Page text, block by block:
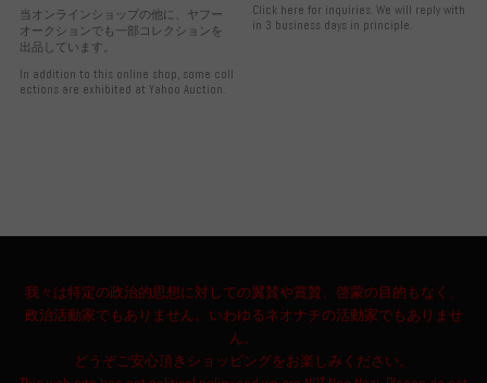
当オンラインショップの他に、ヤフー
オークションでも一部コレクションを
出品しています。
In addition to this online shop, some coll
ections are exhibited at Yahoo Auction.
Click here for inquiries. We will reply with
in 3 business days in principle.
我々は特定の政治的思想に対しての翼賛や賞賛、啓蒙の目的もなく、
政治活動家でもありません。いわゆるネオナチの活動家でもありませ
ん。
どうぞご安心頂きショッピングをお楽しみください。